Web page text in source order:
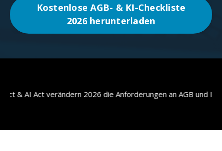
Kostenlose AGB- & KI-Checkliste
2026 herunterladen
verändern 2026 die Anforderungen an AGB und IT-Verträge